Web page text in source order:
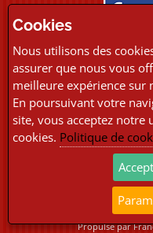
Copyright ©
Propulsé par
Cookies
Nous utilisons des
assurer que nous vous
meilleure expérience sur
En poursuivant votre
site, vous acceptez notre
cookies. Politique de